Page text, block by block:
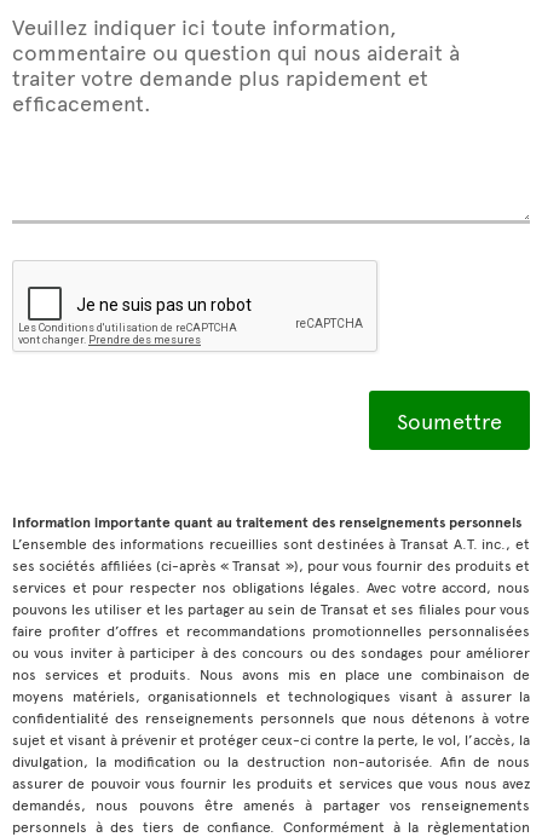
Veuillez indiquer ici toute information,
commentaire ou question qui nous aiderait à
traiter votre demande plus rapidement et
efficacement.
Information importante quant au traitement des renseignements personnels
L’ensemble des informations recueillies sont destinées à Transat A.T. inc., et
ses sociétés affiliées (ci-après « Transat »), pour vous fournir des produits et
services et pour respecter nos obligations légales. Avec votre accord, nous
pouvons les utiliser et les partager au sein de Transat et ses filiales pour vous
faire profiter d’offres et recommandations promotionnelles personnalisées
ou vous inviter à participer à des concours ou des sondages pour améliorer
nos services et produits. Nous avons mis en place une combinaison de
moyens matériels, organisationnels et technologiques visant à assurer la
confidentialité des renseignements personnels que nous détenons à votre
sujet et visant à prévenir et protéger ceux-ci contre la perte, le vol, l’accès, la
divulgation, la modification ou la destruction non-autorisée. Afin de nous
assurer de pouvoir vous fournir les produits et services que vous nous avez
demandés, nous pouvons être amenés à partager vos renseignements
personnels à des tiers de confiance. Conformément à la règlementation